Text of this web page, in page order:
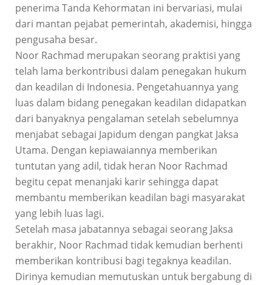
penerima Tanda Kehormatan ini bervariasi, mulai
dari mantan pejabat pemerintah, akademisi, hingga
pengusaha besar.
Noor Rachmad merupakan seorang praktisi yang
telah lama berkontribusi dalam penegakan hukum
dan keadilan di Indonesia. Pengetahuannya yang
luas dalam bidang penegakan keadilan didapatkan
dari banyaknya pengalaman setelah sebelumnya
menjabat sebagai Japidum dengan pangkat Jaksa
Utama. Dengan kepiawaiannya memberikan
tuntutan yang adil, tidak heran Noor Rachmad
begitu cepat menanjaki karir sehingga dapat
membantu memberikan keadilan bagi masyarakat
yang lebih luas lagi.
Setelah masa jabatannya sebagai seorang Jaksa
berakhir, Noor Rachmad tidak kemudian berhenti
memberikan kontribusi bagi tegaknya keadilan.
Dirinya kemudian memutuskan untuk bergabung di